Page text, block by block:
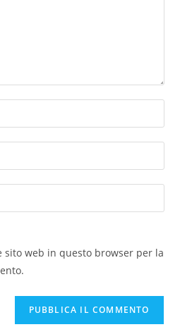
sito web in questo browser per la